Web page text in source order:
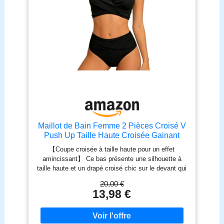
Maillot de Bain Femme 2 Pièces Croisé V
Push Up Taille Haute Croisée Gainant
avec Bretelles Réglables & Coques
Amovibles, Bikini Sexy en Nylon, Maillot
de Bain 2 Pièces Femme Noir M/L
【Coupe croisée à taille haute pour un effet
amincissant】 Ce bas présente une silhouette à
taille haute et un drapé croisé chic sur le devant qui
Cette coupe affine visuellement la taille, lisse le
ventre et allonge les jambes, pour une silhouette
flatteuse inspirée du sablier. 【Tissu doux et
extensible pour une liberté de mouvement】 –
20,00 €
13,98 €